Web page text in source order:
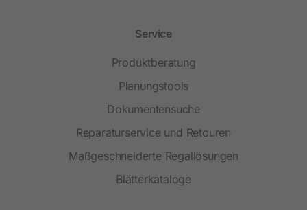
Service
Produktberatung
Planungstools
Dokumentensuche
Reparaturservice und Retouren
Maßgeschneiderte Regallösungen
Blätterkataloge